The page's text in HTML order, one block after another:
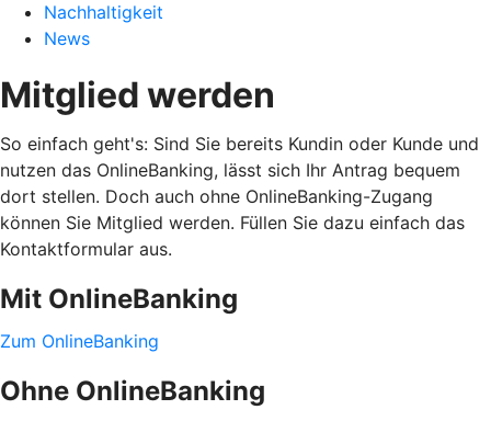
Nachhaltigkeit
News
Mitglied werden
So einfach geht's: Sind Sie bereits Kundin oder Kunde und
nutzen das OnlineBanking, lässt sich Ihr Antrag bequem
dort stellen. Doch auch ohne OnlineBanking-Zugang
können Sie Mitglied werden. Füllen Sie dazu einfach das
Kontaktformular aus.
Mit OnlineBanking
Zum OnlineBanking
Ohne OnlineBanking